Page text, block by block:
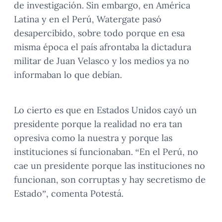
de investigación. Sin embargo, en América
Latina y en el Perú, Watergate pasó
desapercibido, sobre todo porque en esa
misma época el país afrontaba la dictadura
militar de Juan Velasco y los medios ya no
informaban lo que debían.
Lo cierto es que en Estados Unidos cayó un
presidente porque la realidad no era tan
opresiva como la nuestra y porque las
instituciones sí funcionaban. “En el Perú, no
cae un presidente porque las instituciones no
funcionan, son corruptas y hay secretismo de
Estado”, comenta Potestá.